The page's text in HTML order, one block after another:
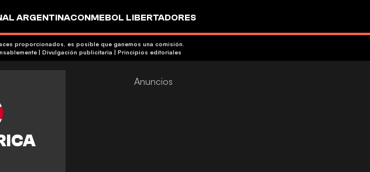
ARGENTINACONMEBOL LIBERTADORES
proporcionados, es posible que ganemos una comisión.
| Divulgación publicitaria | Principios editoriales